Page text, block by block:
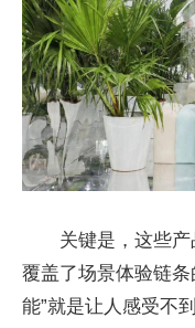
关键是，这些
覆盖了场景体验链
能”就是让人感受不